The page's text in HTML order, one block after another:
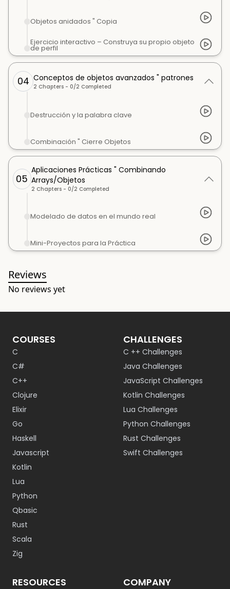
Objetos anidados " Copia
Ejercicio interactivo – Construya su propio objeto
de perfil
04 Conceptos de objetos avanzados " patrones
2 Chapters - 0/2 Completed
Destrucción y la palabra clave
Combinación " Cierre Objetos
05
Aplicaciones Prácticas " Combinando
Arrays/Objetos
2 Chapters - 0/2 Completed
Modelado de datos en el mundo real
Mini-Proyectos para la Práctica
Reviews
No reviews yet
COURSES
C
C#
C++
Clojure
Elixir
Go
Haskell
Javascript
Kotlin
Lua
Python
Qbasic
Rust
Scala
Zig
CHALLENGES
C ++ Challenges
Java Challenges
JavaScript Challenges
Kotlin Challenges
Lua Challenges
Python Challenges
Rust Challenges
Swift Challenges
RESOURCES COMPANY